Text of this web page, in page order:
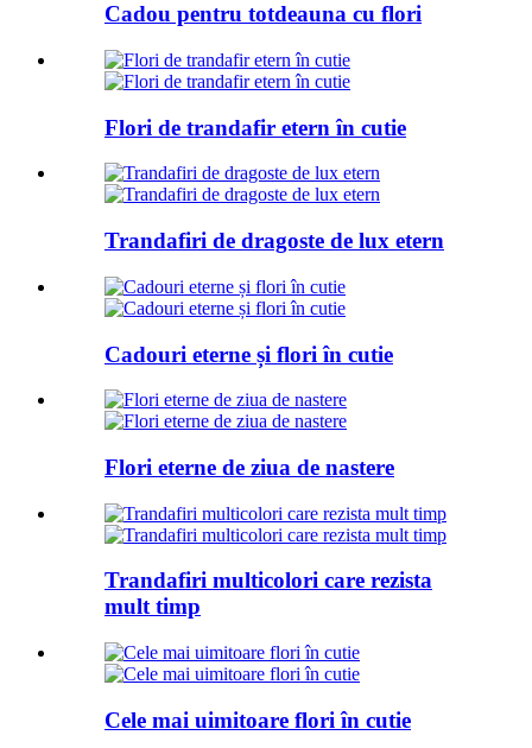
Cadou pentru totdeauna cu flori
Flori de trandafir etern în cutie
Trandafiri de dragoste de lux etern
Cadouri eterne și flori în cutie
Flori eterne de ziua de nastere
Trandafiri multicolori care rezista
mult timp
Cele mai uimitoare flori în cutie